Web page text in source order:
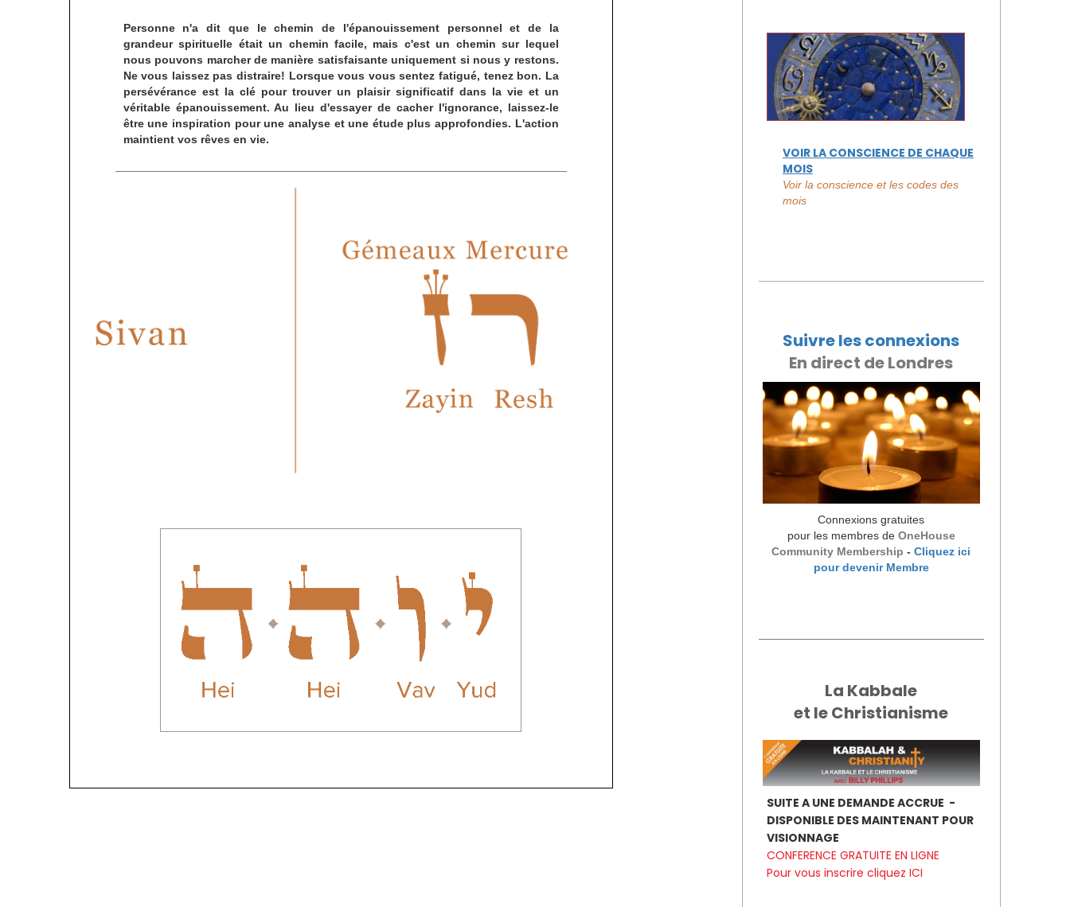
Personne n'a dit que le chemin de l'épanouissement personnel et de la
grandeur spirituelle était un chemin facile, mais c'est un chemin sur lequel
nous pouvons marcher de manière satisfaisante uniquement si nous y restons.
Ne vous laissez pas distraire! Lorsque vous vous sentez fatigué, tenez bon. La
persévérance est la clé pour trouver un plaisir significatif dans la vie et un
véritable épanouissement. Au lieu d'essayer de cacher l'ignorance, laissez-le
être une inspiration pour une analyse et une étude plus approfondies. L'action
maintient vos rêves en vie.
VOIR LA CONSCIENCE DE CHAQUE
MOIS
Voir la conscience et les codes des
mois
Suivre les connexions
En direct de Londres
Connexions gratuites
pour les membres de OneHouse
Community Membership -Cliquez ici
pour devenir Membre
La Kabbale
et le Christianisme
SUITE A UNE DEMANDE ACCRUE -
DISPONIBLE DES MAINTENANT POUR
VISIONNAGE
CONFERENCE GRATUITE EN LIGNE
Pour vous inscrire cliquez ICI